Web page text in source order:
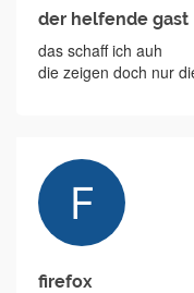
der helfende gast
das schaff ich auh
die zeigen doch nur
firefox